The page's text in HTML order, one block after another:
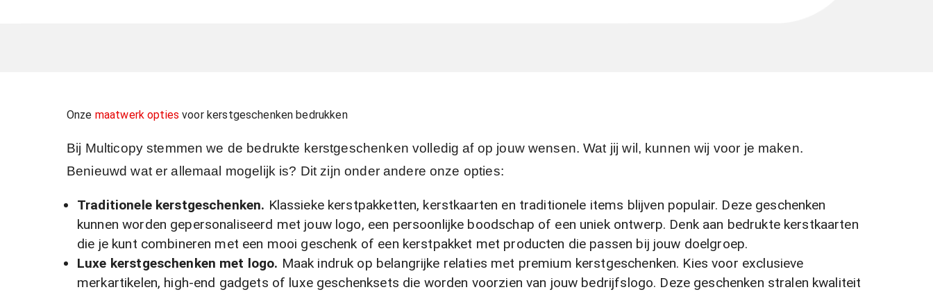
Onze maatwerk opties voor kerstgeschenken bedrukken
Bij Multicopy stemmen we de bedrukte kerstgeschenken volledig af op jouw wensen. Wat jij wil, kunnen wij voor je maken.
Benieuwd wat er allemaal mogelijk is? Dit zijn onder andere onze opties:
Traditionele kerstgeschenken. Klassieke kerstpakketten, kerstkaarten en traditionele items blijven populair. Deze geschenken
kunnen worden gepersonaliseerd met jouw logo, een persoonlijke boodschap of een uniek ontwerp. Denk aan bedrukte kerstkaarten
die je kunt combineren met een mooi geschenk of een kerstpakket met producten die passen bij jouw doelgroep.
Luxe kerstgeschenken met logo. Maak indruk op belangrijke relaties met premium kerstgeschenken. Kies voor exclusieve
merkartikelen, high-end gadgets of luxe geschenksets die worden voorzien van jouw bedrijfslogo. Deze geschenken stralen kwaliteit